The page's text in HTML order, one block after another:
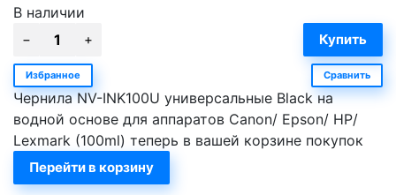
В наличии
Избранное Сравнить
Чернила NV-INK100U универсальные Black на
водной основе для аппаратов Сanon/ Epson/ НР/
Lexmark (100ml) теперь в вашей корзине покупок
Перейти в корзину